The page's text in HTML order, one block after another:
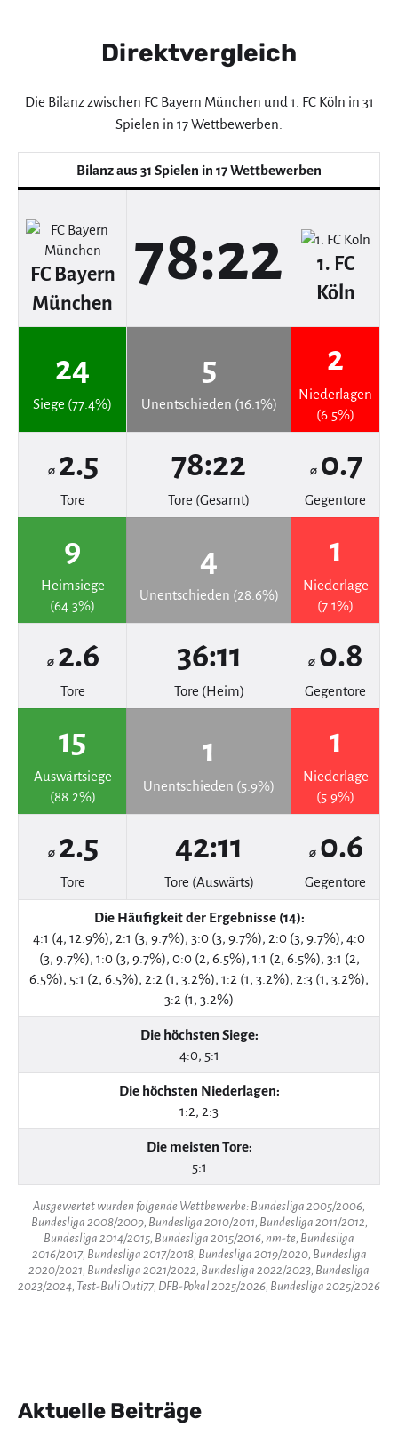
Direktvergleich
Die Bilanz zwischen FC Bayern München und 1. FC Köln in 31
Spielen in 17 Wettbewerben.
Bilanz aus 31 Spielen in 17 Wettbewerben
FC Bayern
München
78:22
1. FC
Köln
24
Siege (77.4%)
5
Unentschieden (16.1%)
2
Niederlagen
(6.5%)
⌀ 2.5
Tore
78:22
Tore (Gesamt)
⌀ 0.7
Gegentore
9
Heimsiege
(64.3%)
4
Unentschieden (28.6%)
1
Niederlage
(7.1%)
⌀ 2.6
Tore
36:11
Tore (Heim)
⌀ 0.8
Gegentore
15
Auswärtsiege
(88.2%)
1
Unentschieden (5.9%)
1
Niederlage
(5.9%)
⌀ 2.5
Tore
42:11
Tore (Auswärts)
⌀ 0.6
Gegentore
Die Häufigkeit der Ergebnisse (14):
4:1 (4, 12.9%), 2:1 (3, 9.7%), 3:0 (3, 9.7%), 2:0 (3, 9.7%), 4:0
(3, 9.7%), 1:0 (3, 9.7%), 0:0 (2, 6.5%), 1:1 (2, 6.5%), 3:1 (2,
6.5%), 5:1 (2, 6.5%), 2:2 (1, 3.2%), 1:2 (1, 3.2%), 2:3 (1, 3.2%),
3:2 (1, 3.2%)
Die höchsten Siege:
4:0, 5:1
Die höchsten Niederlagen:
1:2, 2:3
Die meisten Tore:
5:1
Ausgewertet wurden folgende Wettbewerbe: Bundesliga 2005/2006,
Bundesliga 2008/2009, Bundesliga 2010/2011, Bundesliga 2011/2012,
Bundesliga 2014/2015, Bundesliga 2015/2016, nm-te, Bundesliga
2016/2017, Bundesliga 2017/2018, Bundesliga 2019/2020, Bundesliga
2020/2021, Bundesliga 2021/2022, Bundesliga 2022/2023, Bundesliga
2023/2024, Test-Buli Outi77, DFB-Pokal 2025/2026, Bundesliga 2025/2026
Aktuelle Beiträge